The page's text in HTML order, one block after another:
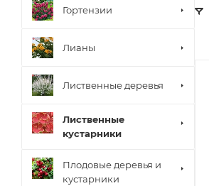
Гортензии
Лианы
Лиственные деревья
Лиственные
кустарники
Плодовые деревья и
кустарники